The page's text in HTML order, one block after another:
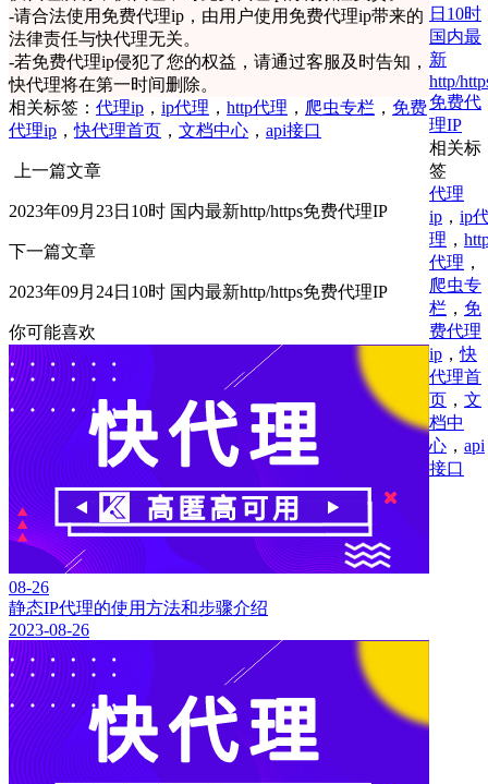
-请合法使用免费代理ip，由用户使用免费代理ip带来的
法律责任与快代理无关。
-若免费代理ip侵犯了您的权益，请通过客服及时告知，
快代理将在第一时间删除。
相关标签： 代理ip ， ip代理 ， http代理 ， 爬虫专栏 ， 免费
代理ip ，快代理首页 ， 文档中心 ， api接口
上一篇文章
2023年09月23日10时 国内最新http/https免费代理IP
下一篇文章
2023年09月24日10时 国内最新http/https免费代理IP
你可能喜欢
08-26
静态IP代理的使用方法和步骤介绍
2023-08-26
日10时
国内最
新
http/
免费代
理IP
相关标
签
代理
ip ， ip
理 ，
代理 ，
爬虫专
栏 ， 免
费代理
ip ，快
代理首
页 ， 文
档中
心 ， api
接口